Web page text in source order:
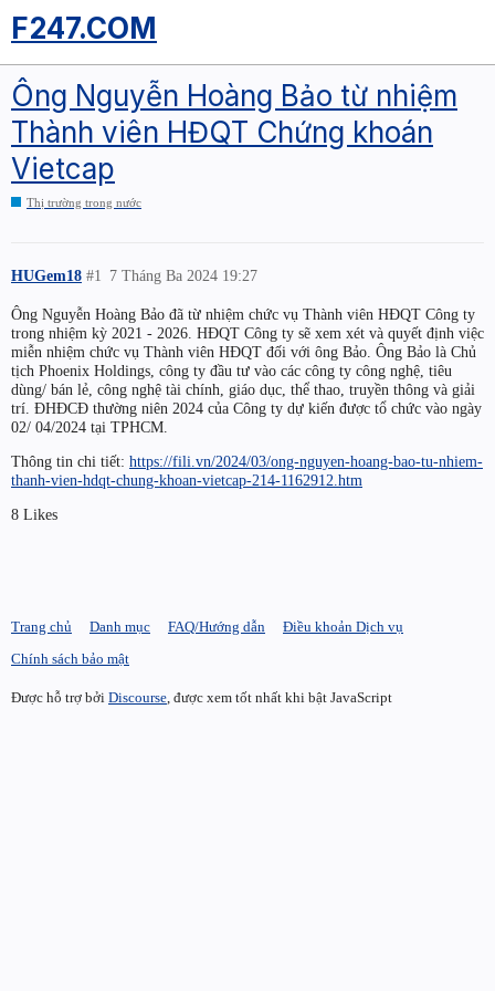
F247.COM
Ông Nguyễn Hoàng Bảo từ nhiệm
Thành viên HĐQT Chứng khoán
Vietcap
Thị trường trong nước
HUGem18 7 Tháng Ba 2024 19:27
#1
Ông Nguyễn Hoàng Bảo đã từ nhiệm chức vụ Thành viên HĐQT Công ty
trong nhiệm kỳ 2021 - 2026. HĐQT Công ty sẽ xem xét và quyết định việc
miễn nhiệm chức vụ Thành viên HĐQT đối với ông Bảo. Ông Bảo là Chủ
tịch Phoenix Holdings, công ty đầu tư vào các công ty công nghệ, tiêu
dùng/ bán lẻ, công nghệ tài chính, giáo dục, thể thao, truyền thông và giải
trí. ĐHĐCĐ thường niên 2024 của Công ty dự kiến được tổ chức vào ngày
02/ 04/2024 tại TPHCM.
Thông tin chi tiết: https://fili.vn/2024/03/ong-nguyen-hoang-bao-tu-nhiem-
thanh-vien-hdqt-chung-khoan-vietcap-214-1162912.htm
8 Likes
Trang chủ Danh mục FAQ/Hướng dẫn
Điều khoản Dịch vụ
Chính sách bảo mật
Được hỗ trợ bởi Discourse, được xem tốt nhất khi bật JavaScript